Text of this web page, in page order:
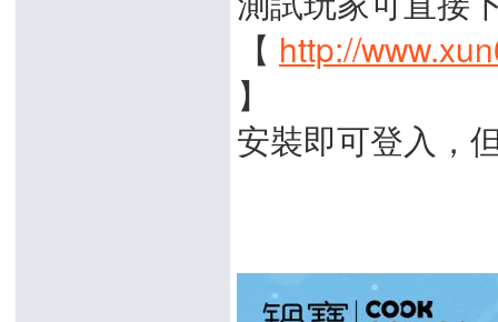
【 http://
】
安裝即可登入，